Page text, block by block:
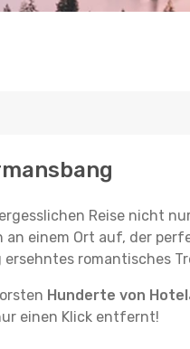
Reise nicht
an einem Ort auf, der
romantisches
Hunderte von
einen Klick entfernt!